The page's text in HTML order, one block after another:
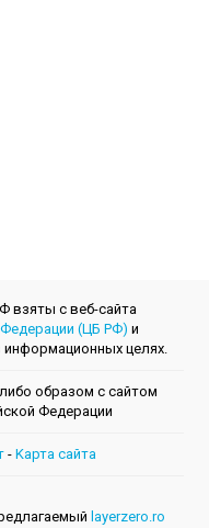
взяты с веб-сайта
(ЦБ РФ) и
целях.
образом с сайтом
Федерации
- Kарта сайта
layerzero.ro